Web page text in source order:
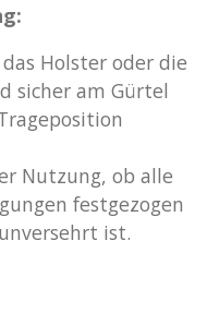
Holster oder die
sicher am Gürtel
Nutzung, ob alle
festgezogen
ist.